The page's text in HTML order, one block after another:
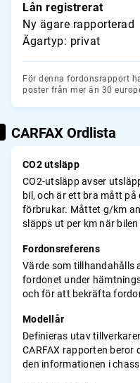
Lån registrerat
Ny ägare rapporterad
Ägartyp: privat
För denna fordonsrapport
poster från mer än 30
CARFAX Ordlista
CO2 utsläpp
CO2-utsläpp avser
bil, och är ett bra mått på
förbrukar. Måttet g/km
släpps ut per km när
Fordonsreferens
Värde som tillhandahålls
fordonet under
och för att bekräfta
Modellår
Definieras utav
CARFAX rapporten beror
den informationen i